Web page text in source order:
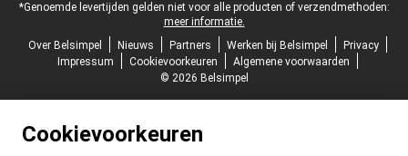
*Genoemde levertijden gelden niet voor alle producten of verzendmethoden:
meer informatie.
Over Belsimpel
Nieuws Partners Werken bij Belsimpel
Privacy
Impressum
Cookievoorkeuren
Algemene voorwaarden
© 2026 Belsimpel
Cookievoorkeuren